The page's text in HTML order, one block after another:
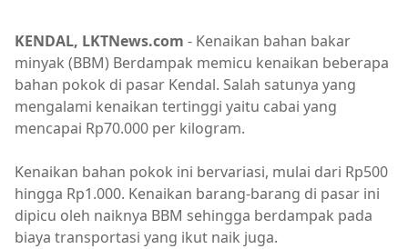
KENDAL, LKTNews.com - Kenaikan bahan bakar
minyak (BBM) Berdampak memicu kenaikan beberapa
bahan pokok di pasar Kendal. Salah satunya yang
mengalami kenaikan tertinggi yaitu cabai yang
mencapai Rp70.000 per kilogram.
Kenaikan bahan pokok ini bervariasi, mulai dari Rp500
hingga Rp1.000. Kenaikan barang-barang di pasar ini
dipicu oleh naiknya BBM sehingga berdampak pada
biaya transportasi yang ikut naik juga.